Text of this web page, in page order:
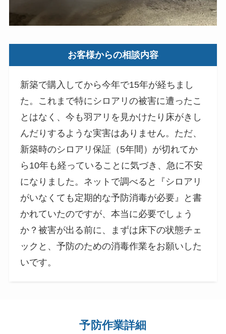
お客様からの相談内容
新築で購入してから今年で15年が経ちまし
た。これまで特にシロアリの被害に遭ったこ
とはなく、今も羽アリを見かけたり床がきし
んだりするような実害はありません。ただ、
新築時のシロアリ保証（5年間）が切れてか
ら10年も経っていることに気づき、急に不安
になりました。ネットで調べると『シロアリ
がいなくても定期的な予防消毒が必要』と書
かれていたのですが、本当に必要でしょう
か？被害が出る前に、まずは床下の状態チェ
ックと、予防のための消毒作業をお願いした
いです。
予防作業詳細